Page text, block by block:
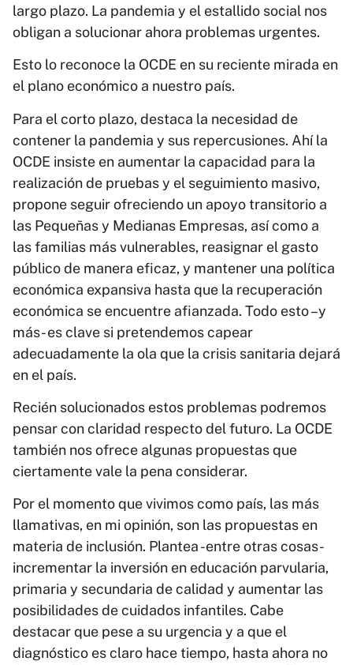
largo plazo. La pandemia y el estallido social nos
obligan a solucionar ahora problemas urgentes.
Esto lo reconoce la OCDE en su reciente mirada en
el plano económico a nuestro país.
Para el corto plazo, destaca la necesidad de
contener la pandemia y sus repercusiones. Ahí la
OCDE insiste en aumentar la capacidad para la
realización de pruebas y el seguimiento masivo,
propone seguir ofreciendo un apoyo transitorio a
las Pequeñas y Medianas Empresas, así como a
las familias más vulnerables, reasignar el gasto
público de manera eficaz, y mantener una política
económica expansiva hasta que la recuperación
económica se encuentre afianzada. Todo esto –y
más- es clave si pretendemos capear
adecuadamente la ola que la crisis sanitaria dejará
en el país.
Recién solucionados estos problemas podremos
pensar con claridad respecto del futuro. La OCDE
también nos ofrece algunas propuestas que
ciertamente vale la pena considerar.
Por el momento que vivimos como país, las más
llamativas, en mi opinión, son las propuestas en
materia de inclusión. Plantea -entre otras cosas-
incrementar la inversión en educación parvularia,
primaria y secundaria de calidad y aumentar las
posibilidades de cuidados infantiles. Cabe
destacar que pese a su urgencia y a que el
diagnóstico es claro hace tiempo, hasta ahora no